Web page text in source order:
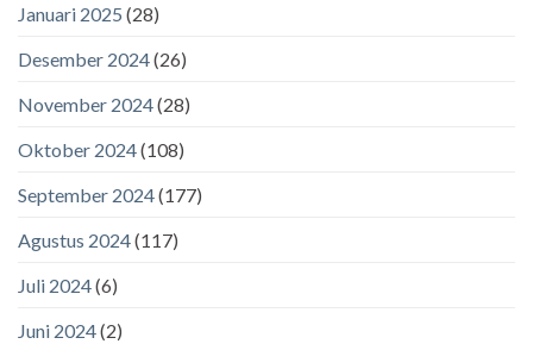
Januari 2025 (28)
Desember 2024(26)
November 2024(28)
Oktober 2024(108)
September 2024(177)
Agustus 2024(117)
Juli 2024(6)
Juni 2024(2)